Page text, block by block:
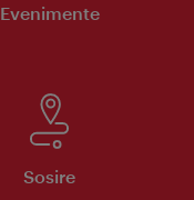
Evenimente
Sosire